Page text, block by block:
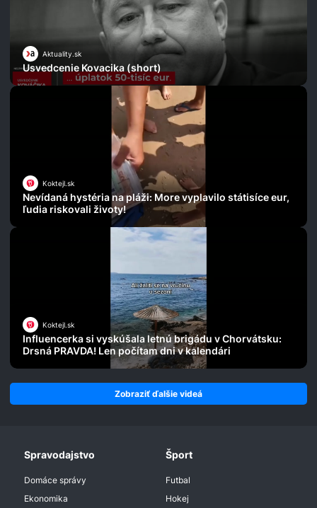
Aktuality.sk
Usvedcenie Kovacika (short)
Koktejl.sk
Nevídaná hystéria na pláži: More vyplavilo státisíce eur,
ľudia riskovali životy!
Koktejl.sk
Influencerka si vyskúšala letnú brigádu v Chorvátsku:
Drsná PRAVDA! Len počítam dni v kalendári
Zobraziť ďalšie videá
Spravodajstvo
Domáce správy
Ekonomika
Šport
Futbal
Hokej